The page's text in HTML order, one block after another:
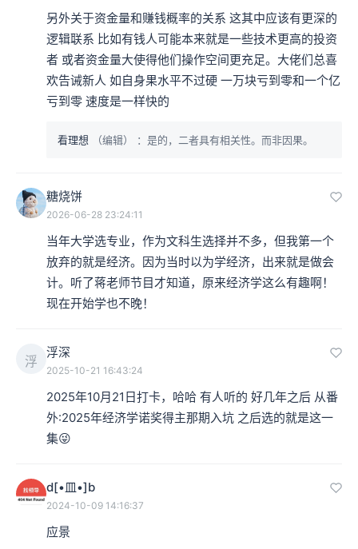
另外关于资金量和赚钱概率的关系 这其中应该有更深的
逻辑联系 比如有钱人可能本来就是一些技术更高的投资
者 或者资金量大使得他们操作空间更充足。大佬们总喜
欢告诫新人 如自身果水平不过硬 一万块亏到零和一个亿
亏到零 速度是一样快的
看理想 （编辑） ：是的，二者具有相关性。而非因果。
糖烧饼
2026-06-28 23:24:11
当年大学选专业，作为文科生选择并不多，但我第一个
放弃的就是经济。因为当时以为学经济，出来就是做会
计。听了蒋老师节目才知道，原来经济学这么有趣啊！
现在开始学也不晚！
浮
浮深
2025-10-21 16:43:24
2025年10月21日打卡，哈哈 有人听的 好几年之后 从番
外:2025年经济学诺奖得主那期入坑 之后选的就是这一
集😜
d[•皿•]b
2024-10-09 14:16:37
应景